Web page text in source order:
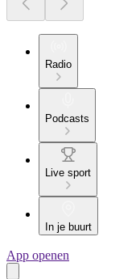
Radio
Podcasts
Live sport
In je buurt
App openen